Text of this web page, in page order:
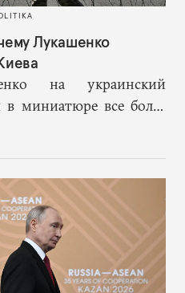
Лукашенко
на украинский
миниатюре все более
где Минск все
слабеет.